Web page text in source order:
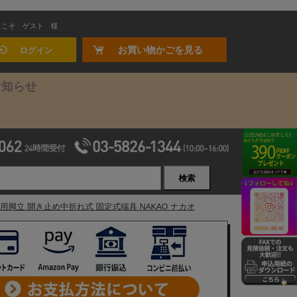
そ ゲスト 様
ログイン お買い物かごを見る
らせ
検索
脚立 開き止め中折れ式 固定式端具 NAKAO ナカオ